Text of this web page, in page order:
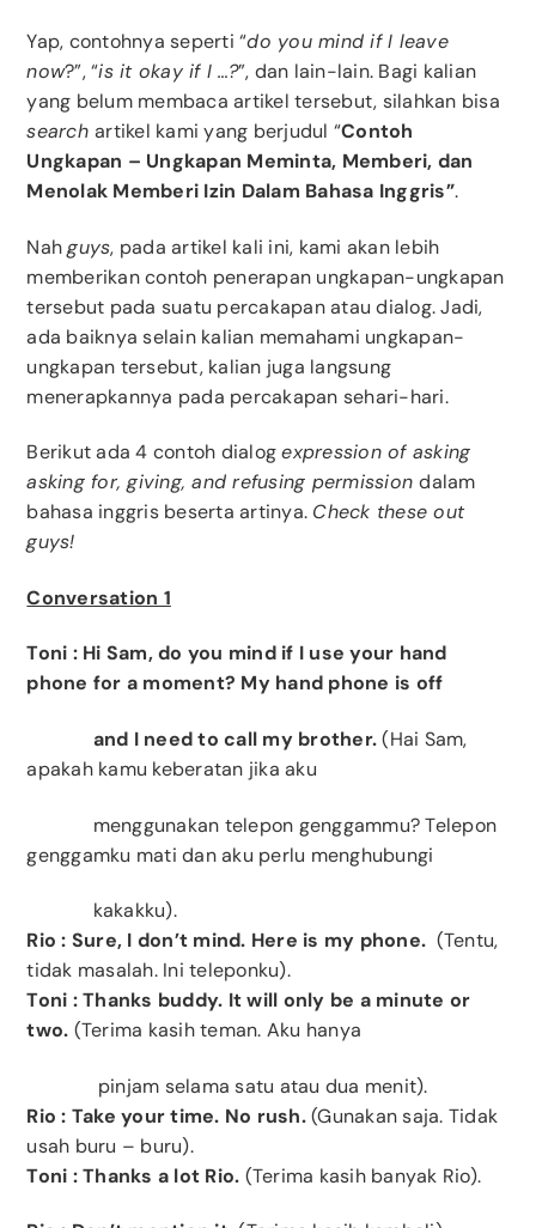
Yap, contohnya seperti “do you mind if I leave
now?”, “is it okay if I …?”, dan lain-lain. Bagi kalian
yang belum membaca artikel tersebut, silahkan bisa
searchartikel kami yang berjudul “Contoh
Ungkapan – Ungkapan Meminta, Memberi, dan
Menolak Memberi Izin Dalam Bahasa Inggris”.
Nahguys, pada artikel kali ini, kami akan lebih
memberikan contoh penerapan ungkapan-ungkapan
tersebut pada suatu percakapan atau dialog. Jadi,
ada baiknya selain kalian memahami ungkapan-
ungkapan tersebut, kalian juga langsung
menerapkannya pada percakapan sehari-hari.
Berikut ada 4 contoh dialogexpression of asking
asking for, giving, and refusing permissiondalam
bahasa inggris beserta artinya. Check these out
guys!
Conversation 1
Toni : Hi Sam, do you mind if I use your hand
phone for a moment? My hand phone is off
and I need to call my brother.(Hai Sam,
apakah kamu keberatan jika aku
menggunakan telepon genggammu? Telepon
genggamku mati dan aku perlu menghubungi
kakakku).
Rio : Sure, I don’t mind. Here is my phone. (Tentu,
tidak masalah. Ini teleponku).
Toni : Thanks buddy. It will only be a minute or
two. (Terima kasih teman. Aku hanya
pinjam selama satu atau dua menit).
Rio : Take your time. No rush.(Gunakan saja. Tidak
usah buru – buru).
Toni : Thanks a lot Rio. (Terima kasih banyak Rio).